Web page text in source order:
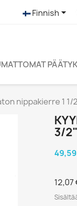
Finnish
nippakierre 1 1/
3/
12,07